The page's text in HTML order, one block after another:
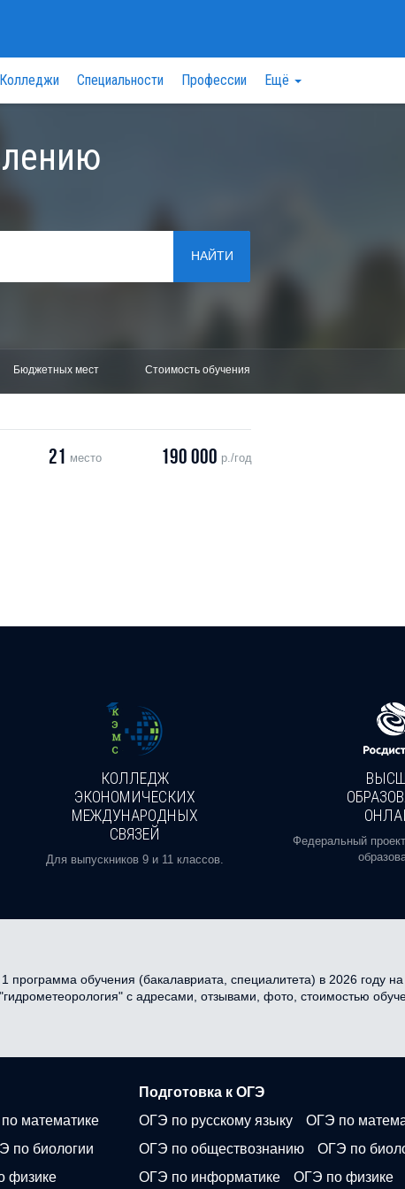
Колледжи Специальности Профессии Ещё
НАЙТИ
Бюджетных мест Стоимость обучения
21 место 190 000 р./год
КОЛЛЕДЖ
ЭКОНОМИЧЕСКИХ
МЕЖДУНАРОДНЫХ
СВЯЗЕЙ
Для выпускников 9 и 11 классов.
Федеральный
обучения (бакалавриата, специалитета) в 2026 году
с адресами, отзывами, фото, стоимостью
математике
по биологии
физике
Подготовка к ОГЭ
ОГЭ по русскому языку
ОГЭ по
ОГЭ по обществознанию
ОГЭ по
ОГЭ по информатике
ОГЭ по физике